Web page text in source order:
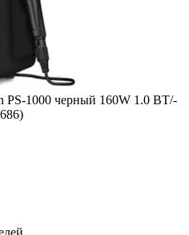
PS-1000 черный 160W 1.0 BT/­